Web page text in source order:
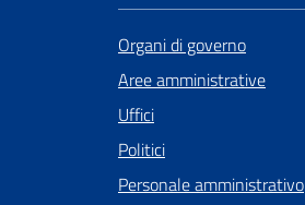
Organi di governo
Aree amministrative
Uffici
Politici
Personale amministrativo